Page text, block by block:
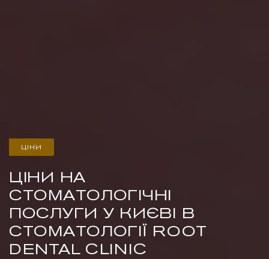
ЦІНИ
ЦІНИ НА
СТОМАТОЛОГІЧНІ
ПОСЛУГИ У КИЄВІ В
СТОМАТОЛОГІЇ ROOT
DENTAL CLINIC